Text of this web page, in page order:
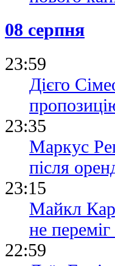
08 серпня
23:59
Дієго
23:35
Маркус
після
23:15
Майкл
не
22:59